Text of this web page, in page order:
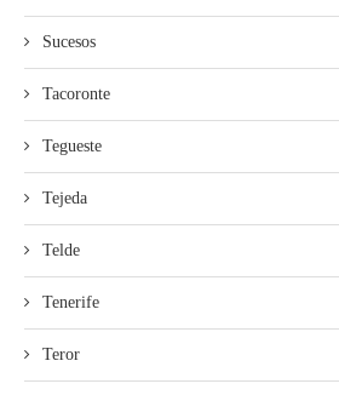
Sucesos
Tacoronte
Tegueste
Tejeda
Telde
Tenerife
Teror